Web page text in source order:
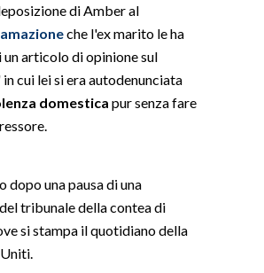
di Amber al
che l'ex marito le ha
un articolo di opinione sul
cui lei si era autodenunciata
domestica pur senza fare
dopo una pausa di una
tribunale della contea di
si stampa il quotidiano della